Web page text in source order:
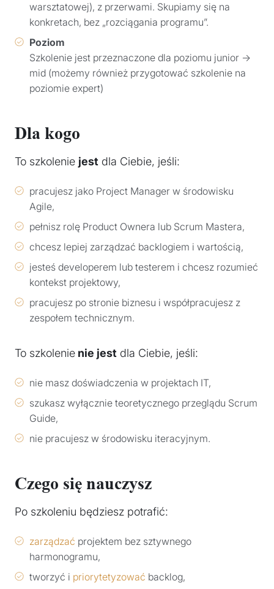
warsztatowej), z przerwami. Skupiamy się na
konkretach, bez „rozciągania programu”.
Poziom
Szkolenie jest przeznaczone dla poziomu junior →
mid (możemy również przygotować szkolenie na
poziomie expert)
Dla kogo
To szkolenie jest dla Ciebie, jeśli:
pracujesz jako Project Manager w środowisku
Agile,
pełnisz rolę Product Ownera lub Scrum Mastera,
chcesz lepiej zarządzać backlogiem i wartością,
jesteś developerem lub testerem i chcesz rozumieć
kontekst projektowy,
pracujesz po stronie biznesu i współpracujesz z
zespołem technicznym.
To szkolenie nie jest dla Ciebie, jeśli:
nie masz doświadczenia w projektach IT,
szukasz wyłącznie teoretycznego przeglądu Scrum
Guide,
nie pracujesz w środowisku iteracyjnym.
Czego się nauczysz
Po szkoleniu będziesz potrafić:
zarządzać projektem bez sztywnego
harmonogramu,
tworzyć i priorytetyzować backlog,